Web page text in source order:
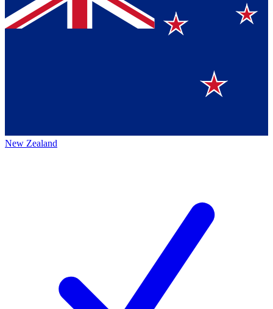
New Zealand